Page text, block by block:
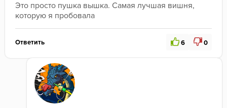
Это просто пушка вышка. Самая лучшая вишня,
которую я пробовала
Ответить 6 0